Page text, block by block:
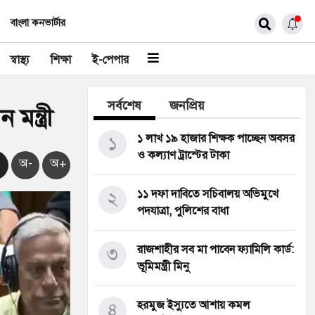
বাংলা কনভার্টার
স্বাস্থ্য শিক্ষা ই-পেপার
অ- অ+
সর্বশেষ জনপ্রিয়
১ লাখ ১৯ হাজার শিক্ষক পাচ্ছেন অবসর
ও কল্যাণ ট্রাস্টের টাকা
১
১১ দফা দাবিতে সচিবালয় অভিমুখে
পদযাত্রা, পুলিশের বাধা
২
রাজশাহীর সব মা পাবেন ফ্যামিলি কার্ড:
ভূমিমন্ত্রী মিনু
৩
হরমুজ ইস্যুতে আশায় কমল
৪